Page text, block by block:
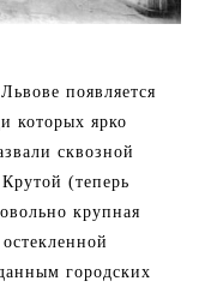
появляется
которых ярко
сквозной
(теперь
крупная
городских